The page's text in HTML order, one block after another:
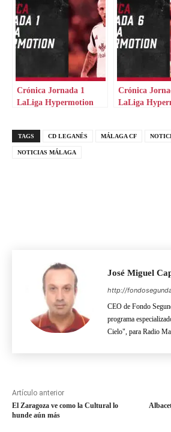
Crónica Jornada 1
LaLiga Hypermotion
Crónica
LaLiga
TAGS CD LEGANÉS MÁLAGA CF
NOTICIAS MÁLAGA
José Miguel
http://
CEO de Fondo
programa
Cielo", para Radio
Artículo anterior
El Zaragoza ve como la Cultural lo
hunde aún más